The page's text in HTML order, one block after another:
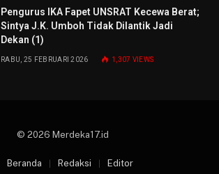
Pengurus IKA Fapet UNSRAT Kecewa Berat;
Sintya J.K. Umboh Tidak Dilantik Jadi
Dekan (1)
RABU, 25 FEBRUARI 2026 1,307 VIEWS
© 2026 Merdeka17.id
Beranda Redaksi Editor